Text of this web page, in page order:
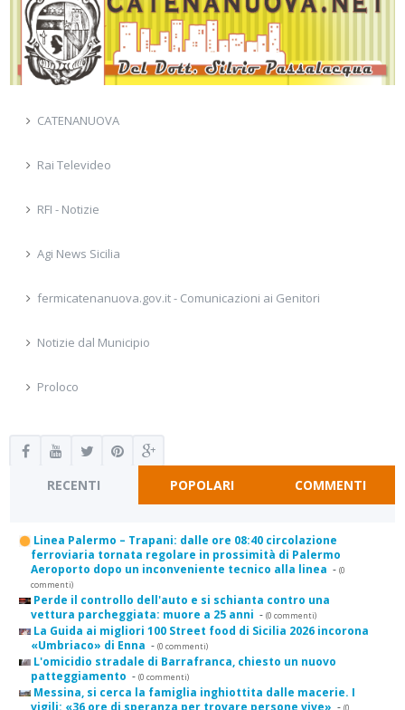
CATENANUOVA
Rai Televideo
RFI - Notizie
Agi News Sicilia
fermicatenanuova.gov.it - Comunicazioni ai Genitori
Notizie dal Municipio
Proloco
RECENTI POPOLARI COMMENTI
Linea Palermo – Trapani: dalle ore 08:40 circolazione
ferroviaria tornata regolare in prossimità di Palermo
Aeroporto dopo un inconveniente tecnico alla linea - (0
commenti)
Perde il controllo dell'auto e si schianta contro una
vettura parcheggiata: muore a 25 anni - (0 commenti)
La Guida ai migliori 100 Street food di Sicilia 2026 incorona
«Umbriaco» di Enna - (0 commenti)
L'omicidio stradale di Barrafranca, chiesto un nuovo
patteggiamento - (0 commenti)
Messina, si cerca la famiglia inghiottita dalle macerie. I
vigili: «36 ore di speranza per trovare persone vive» - (0